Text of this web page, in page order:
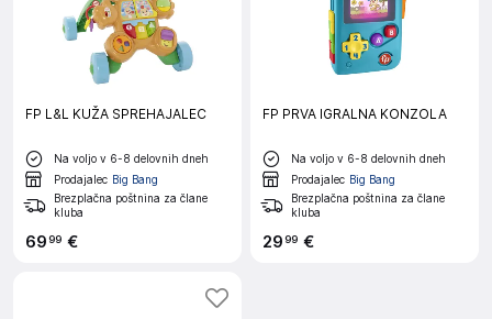
FP L&L KUŽA SPREHAJALEC
Na voljo v 6-8 delovnih dneh
Prodajalec Big Bang
Brezplačna poštnina za člane
kluba
6999 €
FP PRVA IGRALNA KONZOLA
Na voljo v 6-8 delovnih dneh
Prodajalec Big Bang
Brezplačna poštnina za člane
kluba
2999 €